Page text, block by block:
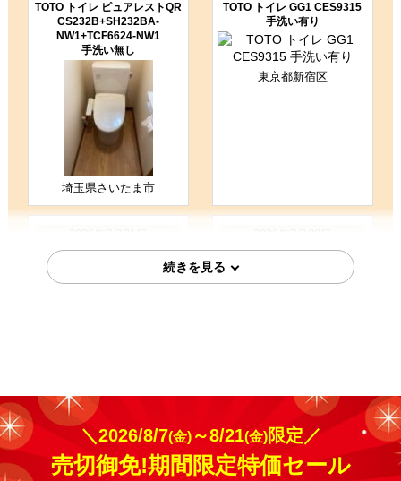
TOTO トイレ ピュアレストQR
CS232B+SH232BA-
NW1+TCF6624-NW1
手洗い無し
埼玉県さいたま市
TOTO トイレ GG1 CES9315
手洗い有り
東京都新宿区
LIXIL トイレ TSET-LC1-IVO-1
LIXIL トイレ F-TSET-STK-IVO-
福岡県福岡市
2026年7月30日
TOTO トイレ CES9710-NW1
2026年7月30日
パナソニック トイレ TSET-
＼2026/8/7(金)～8/21(金)限定／
売切御免!期間限定特価セール